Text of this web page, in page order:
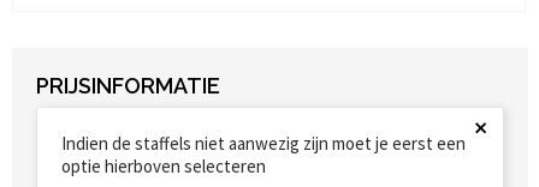
PRIJSINFORMATIE
Indien de staffels niet aanwezig zijn moet je eerst een
optie hierboven selecteren
×